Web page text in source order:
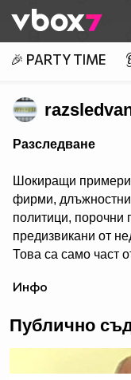
👾
🎉 PARTY TIME
Разследване
Шокиращи примери
фирми,
политици, порочни
предизвикани от
Това са само част
потърси след това
Инфо
Публично